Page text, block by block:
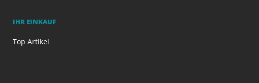
IHR EINKAUF
Top Artikel